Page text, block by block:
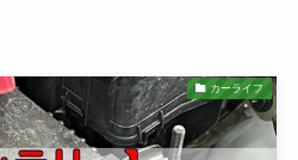
カーライフ